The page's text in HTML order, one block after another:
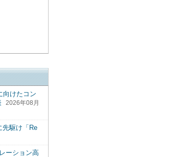
向けたコン
2026年08月
先駆け「Re
ーション高